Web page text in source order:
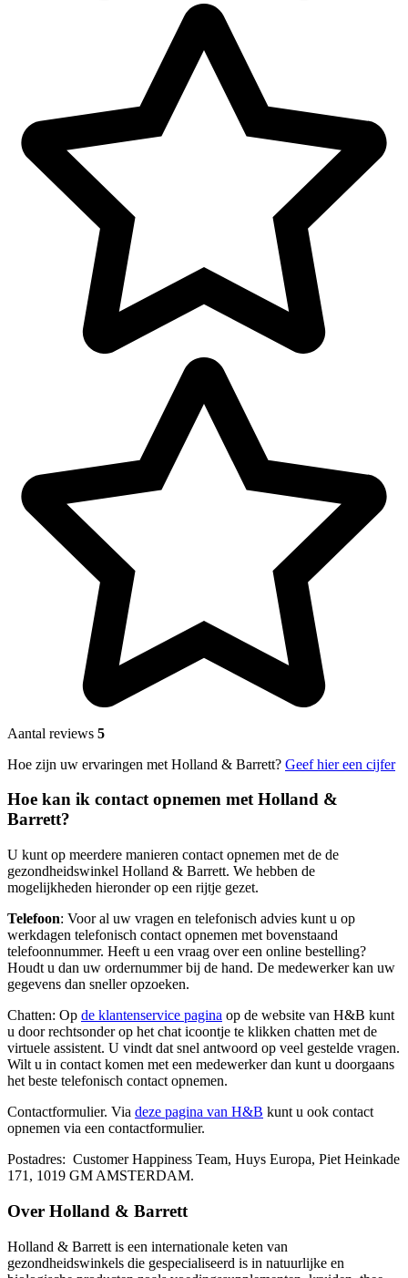
Aantal reviews 5
Hoe zijn uw ervaringen met Holland & Barrett? Geef hier een cijfer
Hoe kan ik contact opnemen met Holland &
Barrett?
U kunt op meerdere manieren contact opnemen met de de
gezondheidswinkel Holland & Barrett. We hebben de
mogelijkheden hieronder op een rijtje gezet.
Telefoon: Voor al uw vragen en telefonisch advies kunt u op
werkdagen telefonisch contact opnemen met bovenstaand
telefoonnummer. Heeft u een vraag over een online bestelling?
Houdt u dan uw ordernummer bij de hand. De medewerker kan uw
gegevens dan sneller opzoeken.
Chatten: Op de klantenservice pagina op de website van H&B kunt
u door rechtsonder op het chat icoontje te klikken chatten met de
virtuele assistent. U vindt dat snel antwoord op veel gestelde vragen.
Wilt u in contact komen met een medewerker dan kunt u doorgaans
het beste telefonisch contact opnemen.
Contactformulier. Via deze pagina van H&B kunt u ook contact
opnemen via een contactformulier.
Postadres: Customer Happiness Team, Huys Europa, Piet Heinkade
171, 1019 GM AMSTERDAM.
Over Holland & Barrett
Holland & Barrett is een internationale keten van
gezondheidswinkels die gespecialiseerd is in natuurlijke en